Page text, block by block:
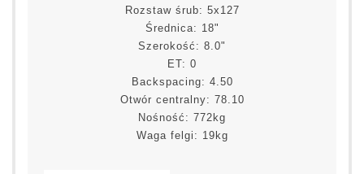
Rozstaw śrub: 5x127
Średnica: 18"
Szerokość: 8.0"
ET: 0
Backspacing: 4.50
Otwór centralny: 78.10
Nośność: 772kg
Waga felgi: 19kg